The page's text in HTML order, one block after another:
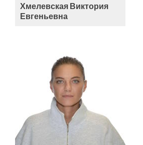
Хмелевская Виктория
Евгеньевна